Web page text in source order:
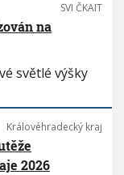
SVI ČKAIT
na
světlé výšky
Královéhradecký kraj
2026